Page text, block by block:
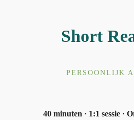
Short
PERSOONLIJK
40 minuten · 1:1 sessie ·